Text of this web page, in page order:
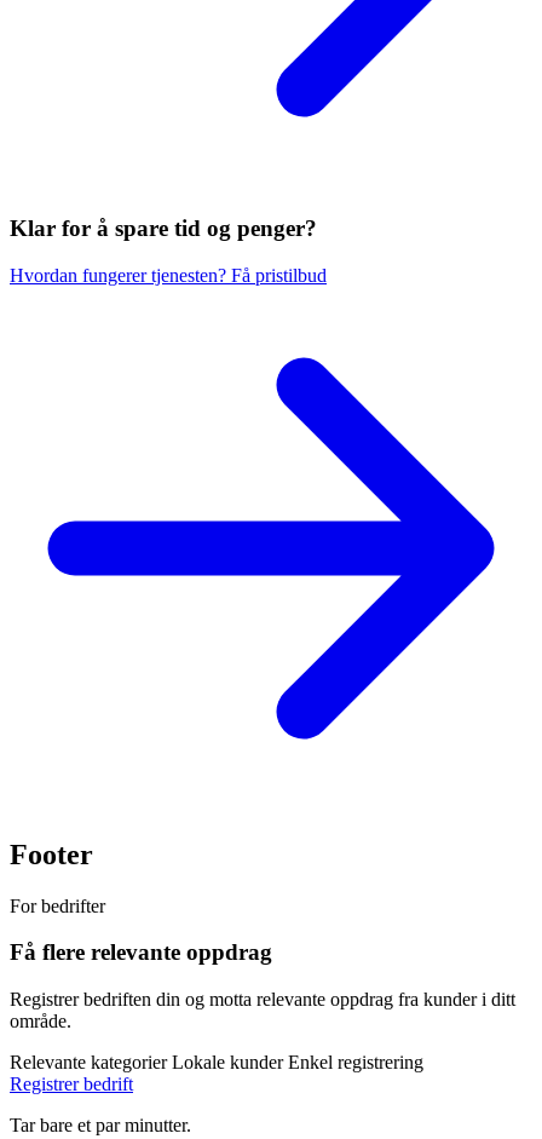
Klar for å spare tid og penger?
Hvordan fungerer tjenesten? Få pristilbud
Footer
For bedrifter
Få flere relevante oppdrag
Registrer bedriften din og motta relevante oppdrag fra kunder i ditt
område.
Relevante kategorierLokale kunderEnkel registrering
Registrer bedrift
Tar bare et par minutter.